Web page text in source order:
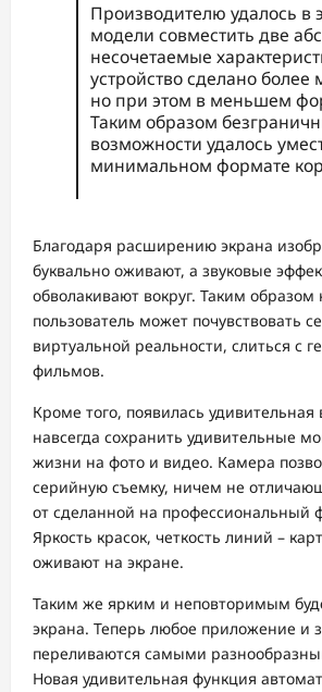
Производителю удалось в
модели совместить две
несочетаемые
устройство сделано
но при этом в меньшем
Таким образом
возможности удалось
минимальном формате
Благодаря расширению экрана
буквально оживают, а звуковые
обволакивают вокруг. Таким
пользователь может почувствовать
виртуальной реальности, слиться с
фильмов.
Кроме того, появилась удивительная
навсегда сохранить удивительные
жизни на фото и видео. Камера
серийную съемку, ничем не
от сделанной на профессиональный
Яркость красок, четкость линий –
оживают на экране.
Таким же ярким и неповторимым
экрана. Теперь любое приложение и
переливаются самыми
Новая удивительная функция